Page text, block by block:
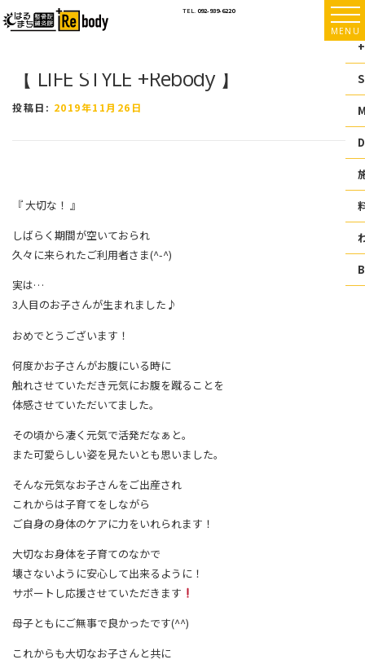
ン
TEL. 092-939-6220
MENU
【 LIFE STYLE +Rebody 】
投稿日: 2019年11月26日
『 大切な！ 』
しばらく期間が空いておられ
久々に来られたご利用者さま(^-^)
実は…
3人目のお子さんが生まれました♪
おめでとうございます！
何度かお子さんがお腹にいる時に
触れさせていただき元気にお腹を蹴ることを
体感させていただいてました。
その頃から凄く元気で活発だなぁと。
また可愛らしい姿を見たいとも思いました。
そんな元気なお子さんをご出産され
これからは子育てをしながら
ご自身の身体のケアに力をいれられます！
大切なお身体を子育てのなかで
壊さないように安心して出来るように！
サポートし応援させていただきます
母子ともにご無事で良かったです(^^)
これからも大切なお子さんと共に